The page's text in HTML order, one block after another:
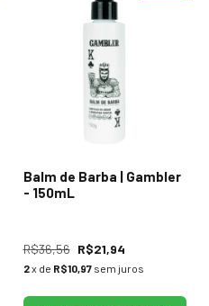
Balm de Barba | Gambler
- 150mL
R$36,56 R$21,94
2x de R$10,97 sem juros